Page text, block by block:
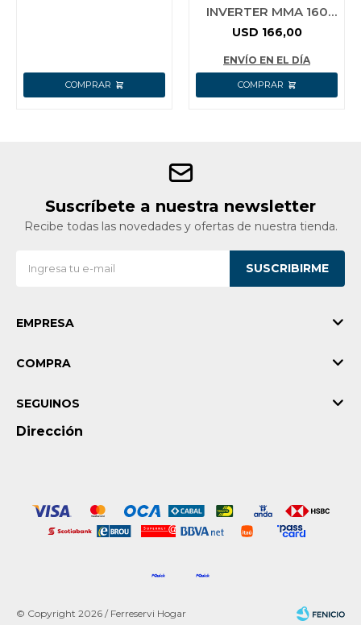
INVERTER MMA 160
AMP DISPLAY
USD 166,00
ENVÍO EN EL DÍA
Suscríbete a nuestra newsletter
Recibe todas las novedades y ofertas de nuestra tienda.
SUSCRIBIRME
EMPRESA
COMPRA
Dirección
SEGUINOS
© Copyright 2026 / Ferreservi Hogar